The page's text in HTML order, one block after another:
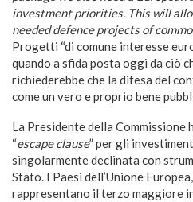
investment priorities. This will
needed defence projects of
Progetti “di comune interesse
quando a sfida posta oggi da ciò
richiederebbe che la difesa del
come un vero e proprio bene
La Presidente della Commissione
“escape clause” per gli
singolarmente declinata con
Stato. I Paesi dell’Unione
rappresentano il terzo maggiore